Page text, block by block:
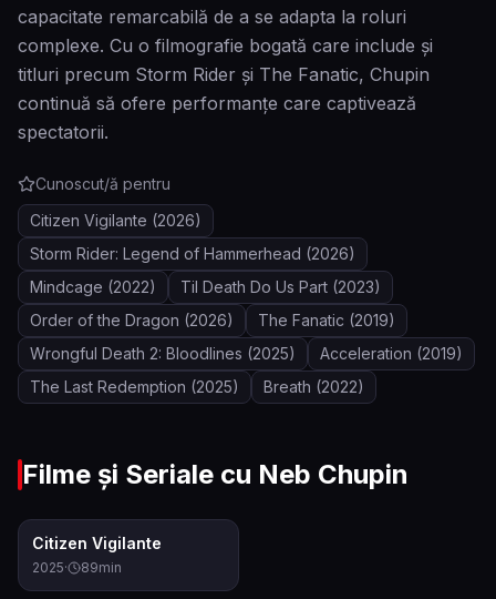
capacitate remarcabilă de a se adapta la roluri
complexe. Cu o filmografie bogată care include și
titluri precum Storm Rider și The Fanatic, Chupin
continuă să ofere performanțe care captivează
spectatorii.
Cunoscut/ă pentru
Citizen Vigilante (2026)
Storm Rider: Legend of Hammerhead (2026)
Mindcage (2022) Til Death Do Us Part (2023)
Order of the Dragon (2026) The Fanatic (2019)
Wrongful Death 2: Bloodlines (2025) Acceleration (2019)
The Last Redemption (2025) Breath (2022)
Filme și Seriale cu Neb Chupin
Citizen Vigilante
2025· 89min